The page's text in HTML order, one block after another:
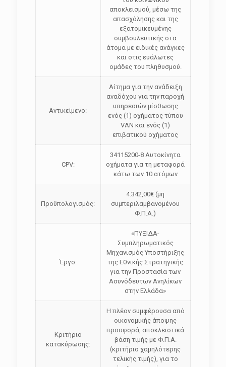
αποκλεισμού, μέσω της
απασχόλησης και της
εξατομικευμένης
συμβουλευτικής στα
άτομα με ειδικές ανάγκες
και στις ευάλωτες
ομάδες του πληθυσμού.
Αντικείμενο:
Αίτημα για την ανάδειξη
αναδόχου για την παροχή
υπηρεσιών μίσθωσης
ενός (1) οχήματος τύπου
VAN και ενός (1)
επιβατικού οχήματος
CPV:
34115200-8 Αυτοκίνητα
οχήματα για τη μεταφορά
κάτω των 10 ατόμων
Προϋπολογισμός:
4.342,00€ (μη
συμπεριλαμβανομένου
Φ.Π.Α.)
Έργο:
«ΠΥΞΙΔΑ-
Συμπληρωματικός
Μηχανισμός Υποστήριξης
της Εθνικής Στρατηγικής
για την Προστασία των
Ασυνόδευτων Ανηλίκων
στην Ελλάδα»
Κριτήριο
κατακύρωσης:
Η πλέον συμφέρουσα από
οικονομικής άποψης
προσφορά, αποκλειστικά
βάση τιμής με Φ.Π.Α.
(κριτήριο χαμηλότερης
τελικής τιμής), για το